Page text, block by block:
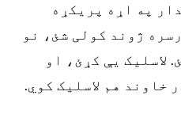
په اړه پریکړه
ژوند کولی شئ، نو
لاسلیک یې کړئ، او
خاوند هم لاسلیک کوي.